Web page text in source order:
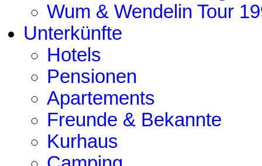
Wum & Wendelin Tour
Unterkünfte
Hotels
Pensionen
Apartements
Freunde & Bekannte
Kurhaus